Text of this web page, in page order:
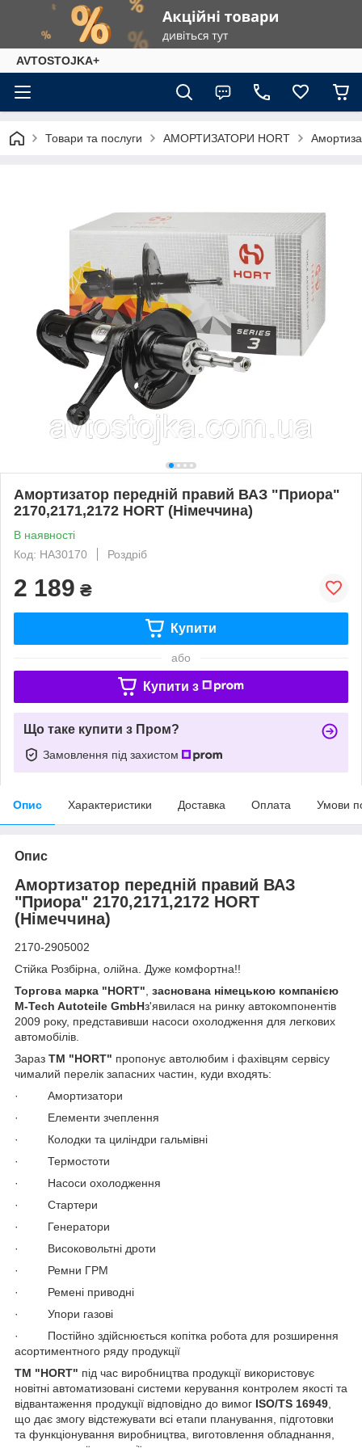
AVTOSTOJKA+
Товари та послуги АМОРТИЗАТОРИ HORT
Амортизатор передній правий ВАЗ "Приора"
2170,2171,2172 HORT (Німеччина)
В наявності
Код: HA30170
Роздріб
2 189 ₴
Купити
або
Купити з
Що таке купити з Пром?
Замовлення під захистом
Опис Характеристики Доставка Оплата Умови
Опис
Амортизатор передній правий ВАЗ
"Приора" 2170,2171,2172 HORT
(Німеччина)
2170-2905002
Стійка Розбірна, олійна. Дуже комфортна!!
Торгова марка "HORT", заснована німецькою компанією
M-Tech Autoteile GmbHз'явилася на ринку автокомпонентів
2009 року, представивши насоси охолодження для легкових
автомобілів.
Зараз TM "HORT" пропонує автолюбим і фахівцям сервісу
чималий перелік запасних частин, куди входять:
· Амортизатори
· Елементи зчеплення
· Колодки та циліндри гальмівні
· Термостоти
· Насоси охолодження
· Стартери
· Генератори
· Високовольтні дроти
· Ремни ГРМ
· Ремені приводні
· Упори газові
· Постійно здійснюється копітка робота для розширення
асортиментного ряду продукції
TM "HORT" під час виробництва продукції використовує
новітні автоматизовані системи керування контролем якості та
відвантаження продукції відповідно до вимог ISO/TS 16949,
що дає змогу відстежувати всі етапи планування, підготовки
та функціонування виробництва, виготовлення обладнання,